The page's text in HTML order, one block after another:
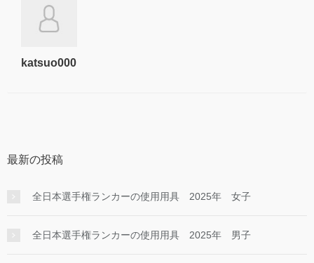
katsuo000
最新の投稿
全日本選手権ランカーの使用用具 2025年 女子
全日本選手権ランカーの使用用具 2025年 男子